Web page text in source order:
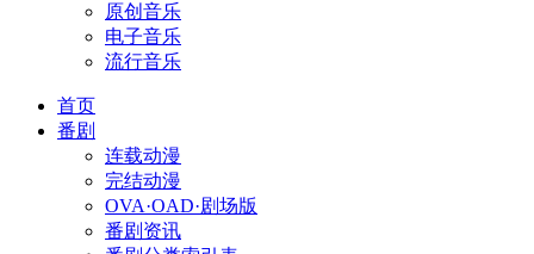
原创音乐
电子音乐
流行音乐
首页
番剧
连载动漫
完结动漫
OVA·OAD·剧场版
番剧资讯